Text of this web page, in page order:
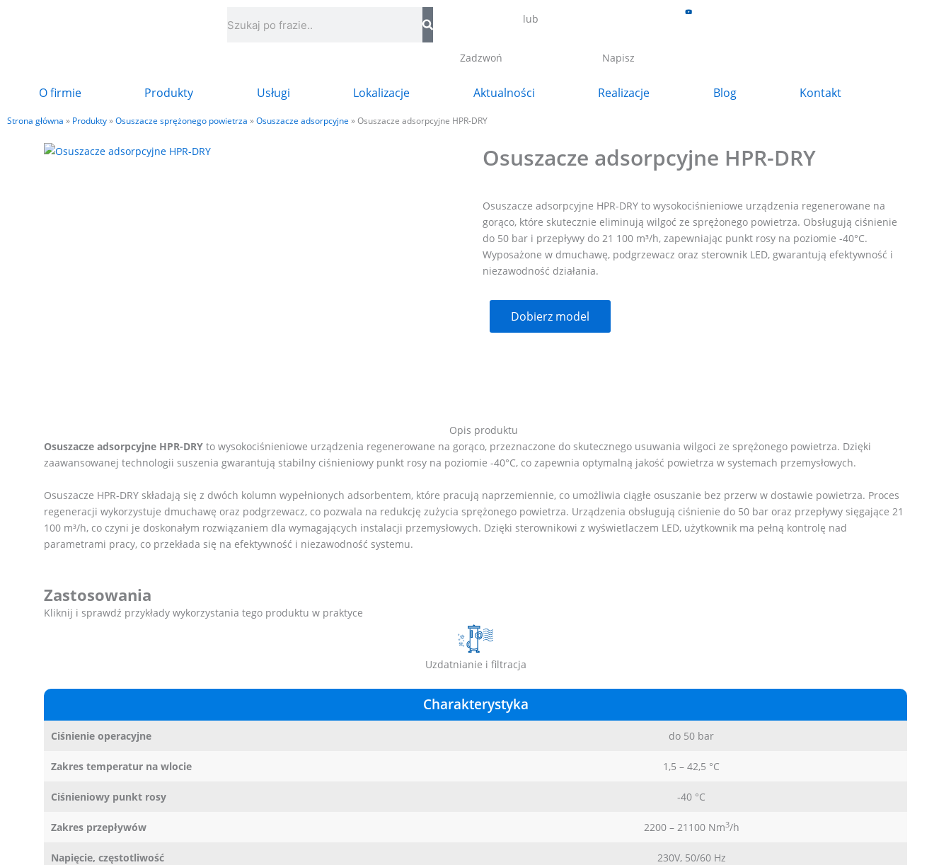
Zadzwoń
lub
Napisz
O firmie Produkty Usługi Lokalizacje Aktualności Realizacje Blog Kontakt
Strona główna » Produkty»Osuszacze sprężonego powietrza »Osuszacze adsorpcyjne »Osuszacze adsorpcyjne HPR-DRY
Osuszacze adsorpcyjne HPR-DRY
Osuszacze adsorpcyjne HPR-DRY to wysokociśnieniowe urządzenia regenerowane na
gorąco, które skutecznie eliminują wilgoć ze sprężonego powietrza. Obsługują ciśnienie
do 50 bar i przepływy do 21 100 m³/h, zapewniając punkt rosy na poziomie -40°C.
Wyposażone w dmuchawę, podgrzewacz oraz sterownik LED, gwarantują efektywność i
niezawodność działania.
Dobierz model
Opis produktu
Osuszacze adsorpcyjne HPR-DRY to wysokociśnieniowe urządzenia regenerowane na gorąco, przeznaczone do skutecznego usuwania wilgoci ze sprężonego powietrza. Dzięki
zaawansowanej technologii suszenia gwarantują stabilny ciśnieniowy punkt rosy na poziomie -40°C, co zapewnia optymalną jakość powietrza w systemach przemysłowych.
Osuszacze HPR-DRY składają się z dwóch kolumn wypełnionych adsorbentem, które pracują naprzemiennie, co umożliwia ciągłe osuszanie bez przerw w dostawie powietrza. Proces
regeneracji wykorzystuje dmuchawę oraz podgrzewacz, co pozwala na redukcję zużycia sprężonego powietrza. Urządzenia obsługują ciśnienie do 50 bar oraz przepływy sięgające 21
100 m³/h, co czyni je doskonałym rozwiązaniem dla wymagających instalacji przemysłowych. Dzięki sterownikowi z wyświetlaczem LED, użytkownik ma pełną kontrolę nad
parametrami pracy, co przekłada się na efektywność i niezawodność systemu.
Zastosowania
Kliknij i sprawdź przykłady wykorzystania tego produktu w praktyce
Uzdatnianie i filtracja
Charakterystyka
Ciśnienie operacyjne do 50 bar
Zakres temperatur na wlocie 1,5 – 42,5 °C
Ciśnieniowy punkt rosy -40 °C
Zakres przepływów 2200 – 21100 Nm3/h
Napięcie, częstotliwość 230V, 50/60 Hz